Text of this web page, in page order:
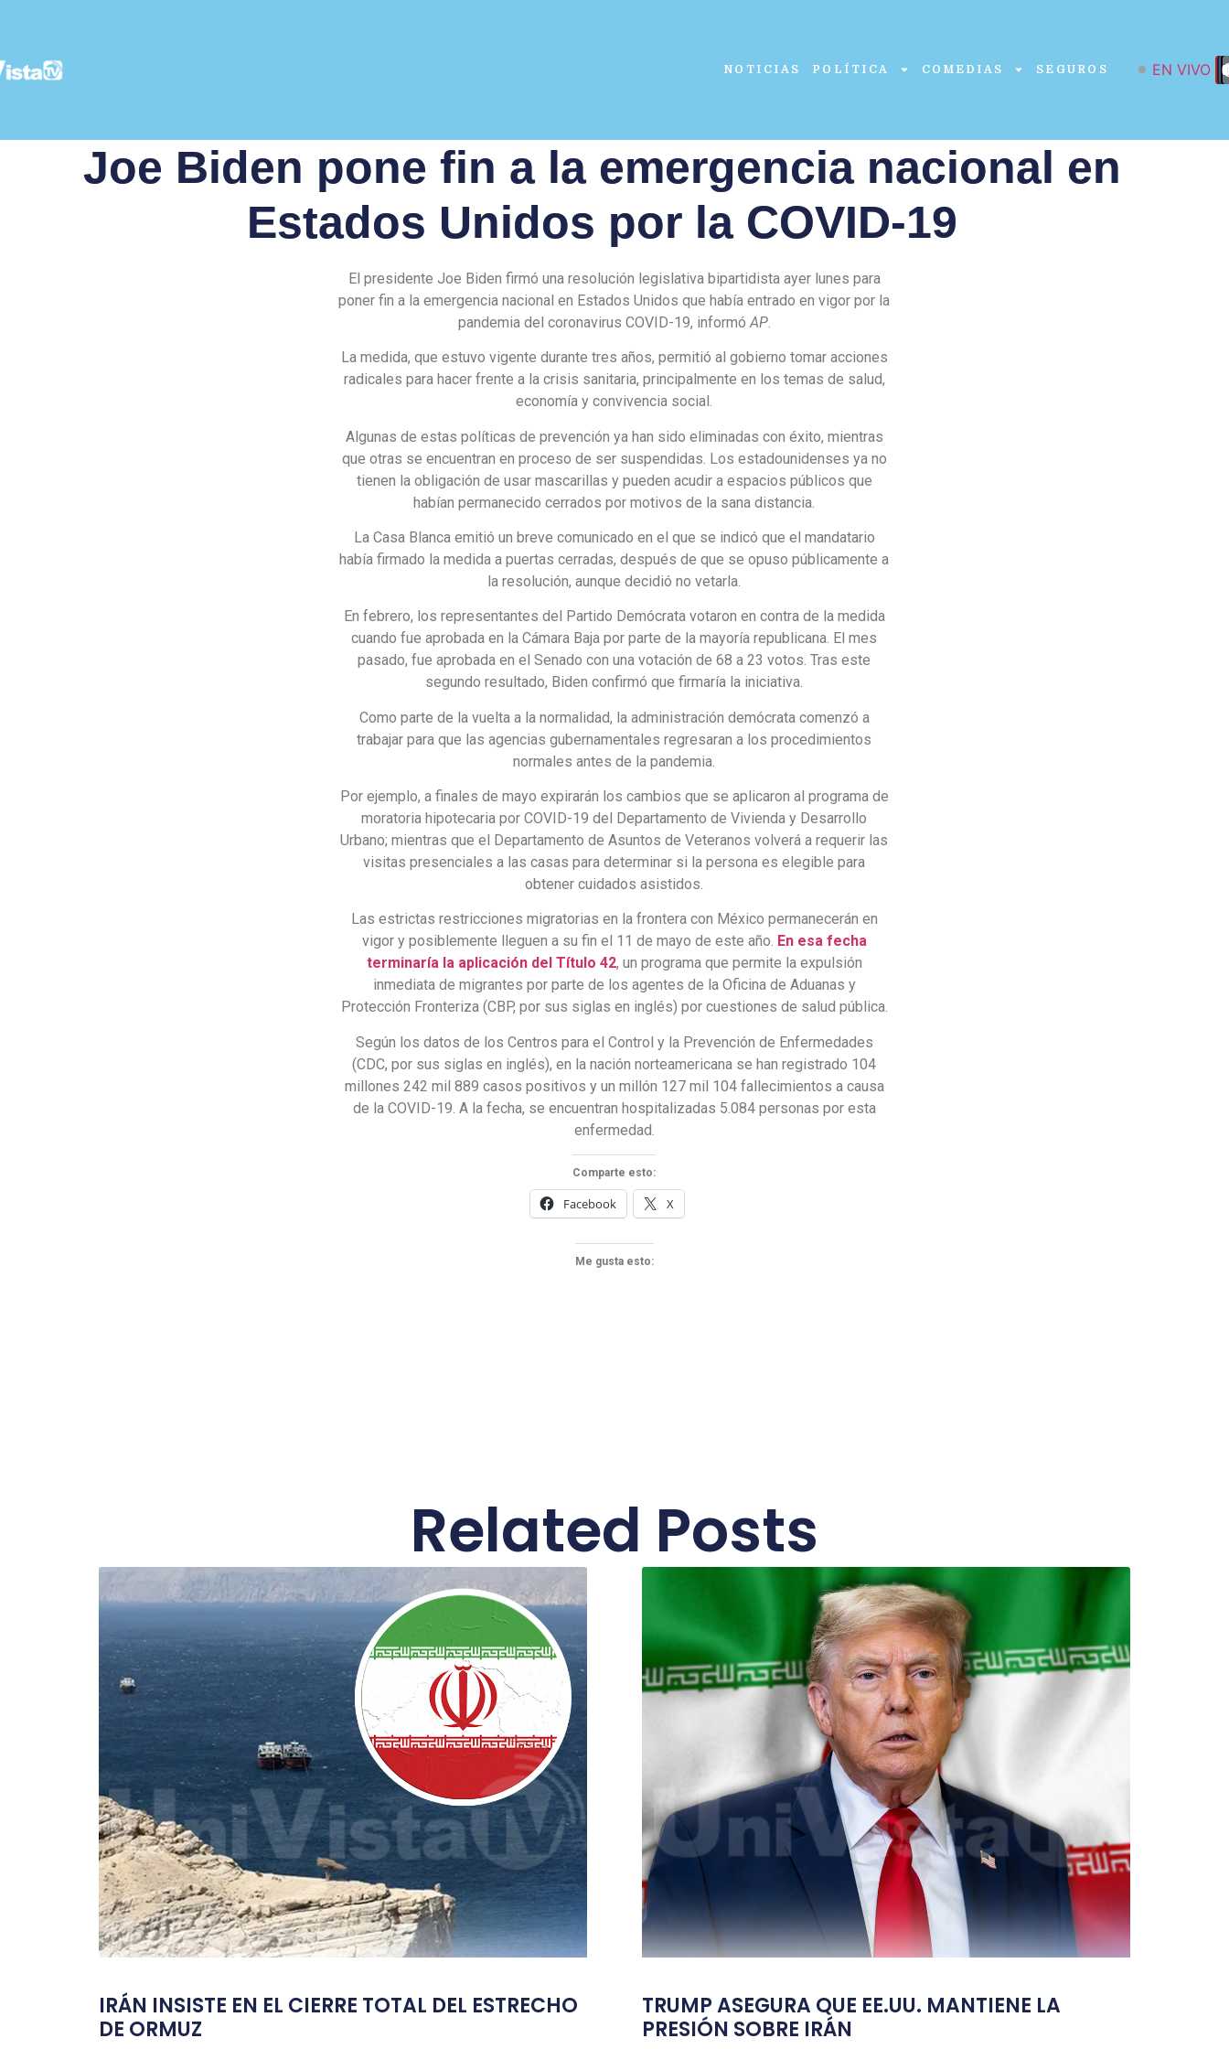
NOTICIAS POLÍTICA COMEDIAS SEGUROS EN VIVO
Joe Biden pone fin a la emergencia nacional en
Estados Unidos por la COVID-19
El presidente Joe Biden firmó una resolución legislativa bipartidista ayer lunes para
poner fin a la emergencia nacional en Estados Unidos que había entrado en vigor por la
pandemia del coronavirus COVID-19, informó AP.
La medida, que estuvo vigente durante tres años, permitió al gobierno tomar acciones
radicales para hacer frente a la crisis sanitaria, principalmente en los temas de salud,
economía y convivencia social.
Algunas de estas políticas de prevención ya han sido eliminadas con éxito, mientras
que otras se encuentran en proceso de ser suspendidas. Los estadounidenses ya no
tienen la obligación de usar mascarillas y pueden acudir a espacios públicos que
habían permanecido cerrados por motivos de la sana distancia.
La Casa Blanca emitió un breve comunicado en el que se indicó que el mandatario
había firmado la medida a puertas cerradas, después de que se opuso públicamente a
la resolución, aunque decidió no vetarla.
En febrero, los representantes del Partido Demócrata votaron en contra de la medida
cuando fue aprobada en la Cámara Baja por parte de la mayoría republicana. El mes
pasado, fue aprobada en el Senado con una votación de 68 a 23 votos. Tras este
segundo resultado, Biden confirmó que firmaría la iniciativa.
Como parte de la vuelta a la normalidad, la administración demócrata comenzó a
trabajar para que las agencias gubernamentales regresaran a los procedimientos
normales antes de la pandemia.
Por ejemplo, a finales de mayo expirarán los cambios que se aplicaron al programa de
moratoria hipotecaria por COVID-19 del Departamento de Vivienda y Desarrollo
Urbano; mientras que el Departamento de Asuntos de Veteranos volverá a requerir las
visitas presenciales a las casas para determinar si la persona es elegible para
obtener cuidados asistidos.
Las estrictas restricciones migratorias en la frontera con México permanecerán en
vigor y posiblemente lleguen a su fin el 11 de mayo de este año. En esa fecha
terminaría la aplicación del Título 42, un programa que permite la expulsión
inmediata de migrantes por parte de los agentes de la Oficina de Aduanas y
Protección Fronteriza (CBP, por sus siglas en inglés) por cuestiones de salud pública.
Según los datos de los Centros para el Control y la Prevención de Enfermedades
(CDC, por sus siglas en inglés), en la nación norteamericana se han registrado 104
millones 242 mil 889 casos positivos y un millón 127 mil 104 fallecimientos a causa
de la COVID-19. A la fecha, se encuentran hospitalizadas 5.084 personas por esta
enfermedad.
Comparte esto:
Facebook X
Me gusta esto:
Related Posts
IRÁN INSISTE EN EL CIERRE TOTAL DEL ESTRECHO
DE ORMUZ
TRUMP ASEGURA QUE EE.UU. MANTIENE LA
PRESIÓN SOBRE IRÁN